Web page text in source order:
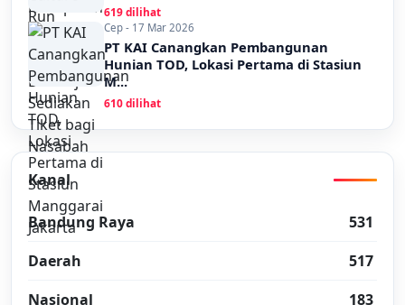
619 dilihat
Cep - 17 Mar 2026
PT KAI Canangkan Pembangunan
Hunian TOD, Lokasi Pertama di Stasiun
M...
610 dilihat
Kanal
Bandung Raya
531
Daerah
517
Nasional
183